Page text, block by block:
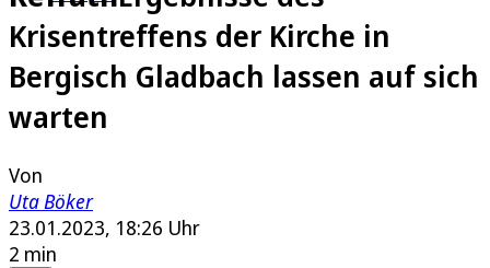
Krisentreffens der Kirche in
Bergisch Gladbach lassen auf sich
warten
Von
Uta Böker
23.01.2023, 18:26 Uhr
2 min